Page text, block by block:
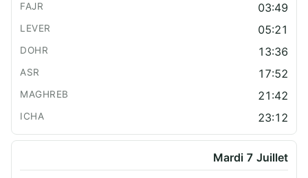
03:49
05:21
13:36
17:52
21:42
23:12
Mardi 7 Juillet